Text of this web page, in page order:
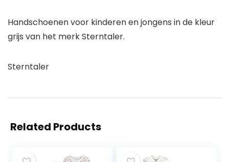
Handschoenen voor kinderen en jongens in de kleur
grijs van het merk Sterntaler.
Sterntaler
Related Products